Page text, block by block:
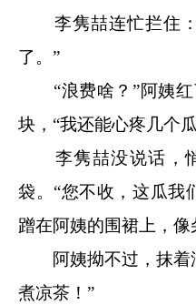
李隽喆连忙拦住：
了。”
“浪费啥？”阿姨红
块，“我还能心疼几个
李隽喆没说话，悄
袋。“您不收，这瓜我
蹭在阿姨的围裙上，像
阿姨拗不过，抹着
煮凉茶！”